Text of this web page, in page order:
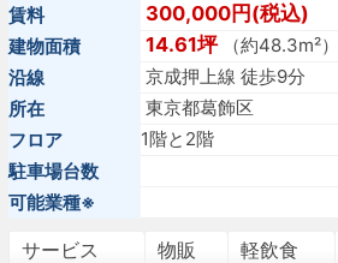
賃料
300,000円(税込)
建物面積 14.61坪（約48.3m²）
沿線
京成押上線 徒歩9分
所在
東京都葛飾区
フロア
1階と2階
駐車場台数
可能業種※
サービス 物販 軽飲食